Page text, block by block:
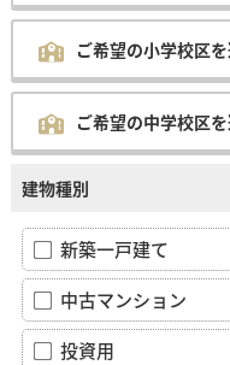
ご希望の小学校区
ご希望の中学校区
建物種別
新築一戸建て
中古マンション
投資用